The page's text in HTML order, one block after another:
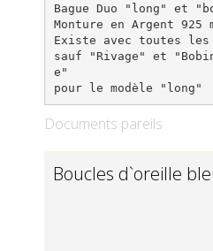
Bague Duo "long" et
Monture en Argent 925
Existe avec toutes les
sauf "Rivage" et
e"
Documents pareils
Boucles d`oreille